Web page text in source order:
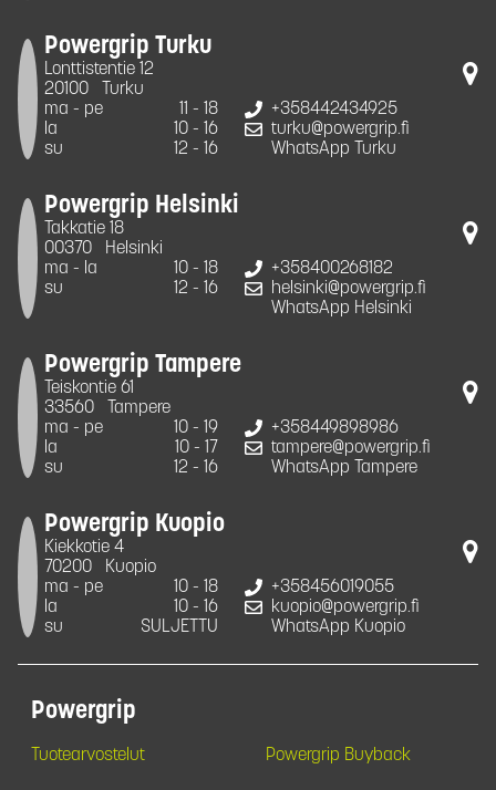
Powergrip Turku
Lonttistentie 12
20100
Turku
ma - pe
11 - 18
la
10 - 16
su
12 - 16
+358442434925
turku@powergrip.fi
WhatsApp Turku
Powergrip Helsinki
Takkatie 18
00370
Helsinki
ma - la
10 - 18
su
12 - 16
+358400268182
helsinki@powergrip.fi
WhatsApp Helsinki
Powergrip Tampere
Teiskontie 61
33560
Tampere
ma - pe
10 - 19
la
10 - 17
su
12 - 16
+358449898986
tampere@powergrip.fi
WhatsApp Tampere
Powergrip Kuopio
Kiekkotie 4
70200
Kuopio
ma - pe
10 - 18
la
10 - 16
su
SULJETTU
+358456019055
kuopio@powergrip.fi
WhatsApp Kuopio
Powergrip
Tuotearvostelut Powergrip Buyback